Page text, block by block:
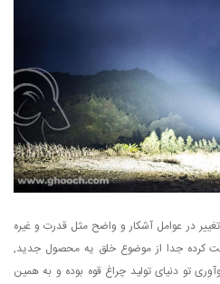
در عوامل آشکار و واضح مثل قدرت و غیره
کرده جدا از موضوع خلق یه محصول جدید,
تو دنیای تولید چراغ قوه بوده و به همین